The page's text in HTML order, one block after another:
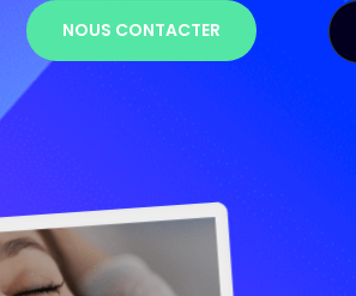
NOUS CONTACTER